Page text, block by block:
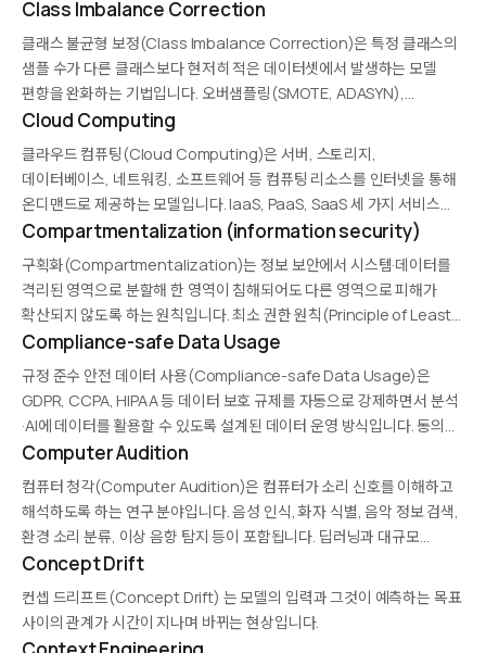
확장합니다. 민감한 개인정보 카테고리 신설, 데이터 주체 권리 확대,
캘리포니아 프라이버시 보호국(CPPA) 설립 등을 포함합니다. 유럽의
GDPR에 비견되는 미국 주(州)…
Class Imbalance Correction
클래스 불균형 보정(Class Imbalance Correction)은 특정 클래스의
샘플 수가 다른 클래스보다 현저히 적은 데이터셋에서 발생하는 모델
편향을 완화하는 기법입니다. 오버샘플링(SMOTE, ADASYN),
언더샘플링, 비용 민감 학습, 합성 데이터 생성, 앙상블 방법(Balanced
Random Forest) 등이 있으며, 사기 탐지·의료 진단·결함 탐지처럼 소수
클래스…
Cloud Computing
클라우드 컴퓨팅(Cloud Computing)은 서버, 스토리지,
데이터베이스, 네트워킹, 소프트웨어 등 컴퓨팅 리소스를 인터넷을 통해
온디맨드로 제공하는 모델입니다. IaaS, PaaS, SaaS 세 가지 서비스
유형이 있으며, AWS, Azure, Google Cloud가 대표적
제공업체입니다. 초기 투자 비용을 줄이고, 확장성과 탄력성을 제공하며,
전 세계 어디서나…
Compartmentalization (information security)
구획화(Compartmentalization)는 정보 보안에서 시스템·데이터를
격리된 영역으로 분할해 한 영역이 침해되어도 다른 영역으로 피해가
확산되지 않도록 하는 원칙입니다. 최소 권한 원칙(Principle of Least
Privilege)과 결합해, 각 사용자·프로세스·서비스가 필요한 최소한의
정보에만 접근하도록 설계합니다. 마이크로서비스 아키텍처, 제로
트러스트 네트워크, 격리된 컨테이너 실행 환경에…
Compliance-safe Data Usage
규정 준수 안전 데이터 사용(Compliance-safe Data Usage)은
GDPR, CCPA, HIPAA 등 데이터 보호 규제를 자동으로 강제하면서 분석
·AI에 데이터를 활용할 수 있도록 설계된 데이터 운영 방식입니다. 동의
관리, 접근 로그, 차등 정보보호, 동형 암호, 합성 데이터를 조합해 원본
데이터 노출 없이…
Computer Audition
컴퓨터 청각(Computer Audition)은 컴퓨터가 소리 신호를 이해하고
해석하도록 하는 연구 분야입니다. 음성 인식, 화자 식별, 음악 정보 검색,
환경 소리 분류, 이상 음향 탐지 등이 포함됩니다. 딥러닝과 대규모
오디오 데이터셋의 결합으로 급격히 발전했으며, 스마트 스피커, 보안
모니터링, 헬스케어(호흡·심박 분석), 자율주행의…
Concept Drift
컨셉 드리프트(Concept Drift) 는 모델의 입력과 그것이 예측하는 목표
사이의 관계가 시간이 지나며 바뀌는 현상입니다.